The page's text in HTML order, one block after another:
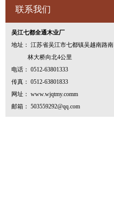
联系我们
吴江七都全通木业厂
地址： 江苏省吴江市七都镇吴越南路南
林大桥向北4公里
电话： 0512-63801333
传真： 0512-63801833
网址： www.wjqtmy.comm
邮箱： 503559292@qq.com